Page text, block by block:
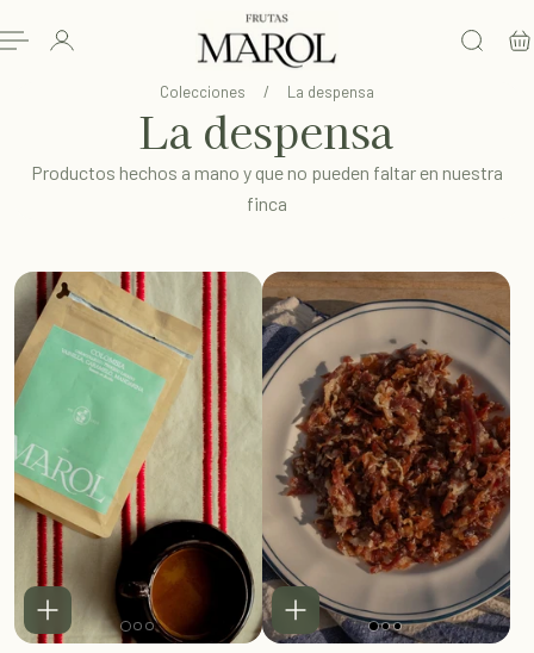
Colecciones / La despensa
La despensa
Productos hechos a mano y que no pueden faltar en nuestra
finca